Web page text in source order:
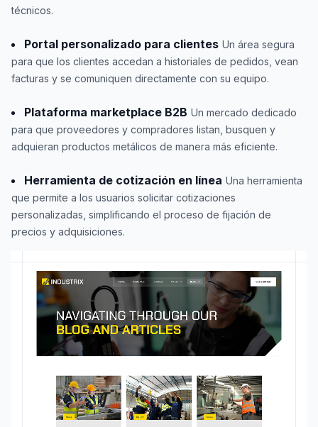
técnicos.
Portal personalizado para clientes Un área segura
para que los clientes accedan a historiales de pedidos, vean
facturas y se comuniquen directamente con su equipo.
Plataforma marketplace B2B Un mercado dedicado
para que proveedores y compradores listan, busquen y
adquieran productos metálicos de manera más eficiente.
Herramienta de cotización en línea Una herramienta
que permite a los usuarios solicitar cotizaciones
personalizadas, simplificando el proceso de fijación de
precios y adquisiciones.